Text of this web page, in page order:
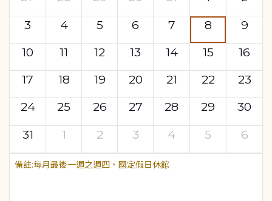
3
4 5 6 7 8
9
10
11 12 13 14 15
16
17
18 19 20 21 22
23
24
25 26 27 28 29
30
31
1 2 3 4 5 6
每月最後一週之週四、國定假日休館